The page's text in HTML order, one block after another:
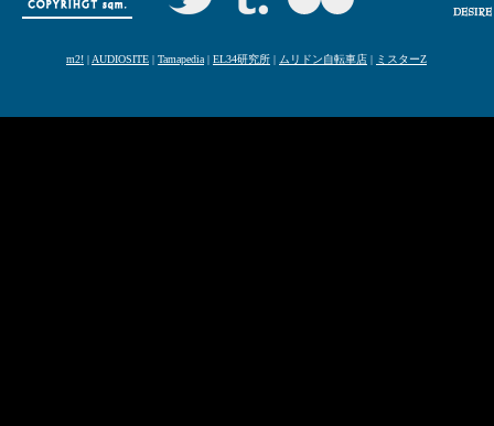
m2! | AUDIOSITE | Tamapedia | EL34研究所 | ムリドン自転車店 | ミスターZ